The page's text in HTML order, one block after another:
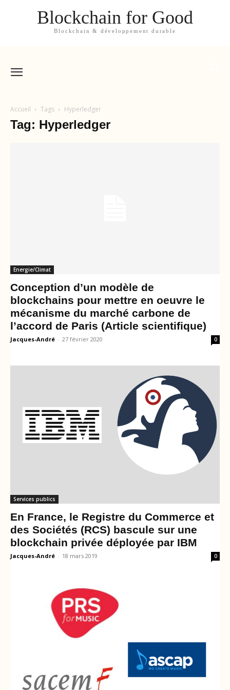
Blockchain for Good
Blockchain & développement durable
Accueil Tags Hyperledger
Tag: Hyperledger
Energie/Climat
Conception d’un modèle de
blockchains pour mettre en oeuvre le
mécanisme du marché carbone de
l’accord de Paris (Article scientifique)
Jacques-André - 27 février 2020 0
Services publics
En France, le Registre du Commerce et
des Sociétés (RCS) bascule sur une
blockchain privée déployée par IBM
Jacques-André - 18 mars 2019 0